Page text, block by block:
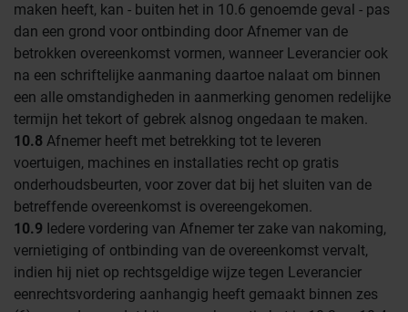
maken heeft, kan - buiten het in 10.6 genoemde geval - pas
dan een grond voor ontbinding door Afnemer van de
betrokken overeenkomst vormen, wanneer Leverancier ook
na een schriftelijke aanmaning daartoe nalaat om binnen
een alle omstandigheden in aanmerking genomen redelijke
termijn het tekort of gebrek alsnog ongedaan te maken.
10.8 Afnemer heeft met betrekking tot te leveren
voertuigen, machines en installaties recht op gratis
onderhoudsbeurten, voor zover dat bij het sluiten van de
betreffende overeenkomst is overeengekomen.
10.9 Iedere vordering van Afnemer ter zake van nakoming,
vernietiging of ontbinding van de overeenkomst vervalt,
indien hij niet op rechtsgeldige wijze tegen Leverancier
eenrechtsvordering aanhangig heeft gemaakt binnen zes